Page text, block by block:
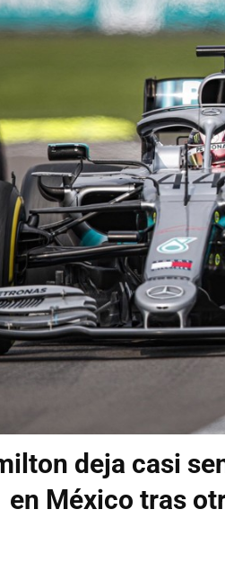
deja casi
en México tras